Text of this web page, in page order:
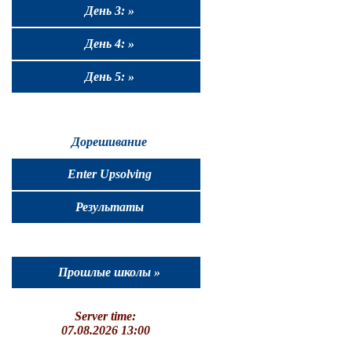
День 3: »
День 4: »
День 5: »
Дорешивание
Enter Upsolving
Результаты
Прошлые школы »
Server time:
07.08.2026 13:00